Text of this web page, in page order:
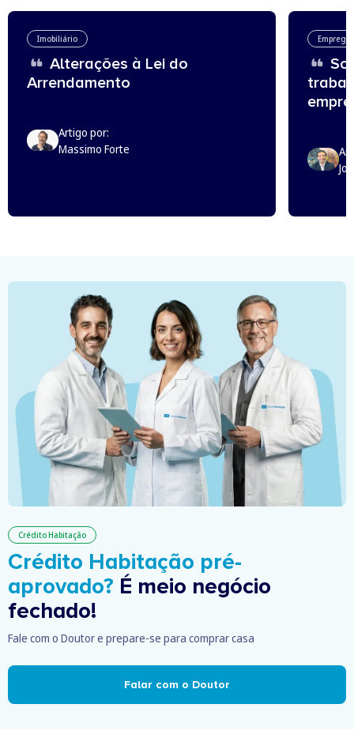
Imobiliário
Alterações à Lei do
Arrendamento
Artigo por:
Massimo Forte
Emprego
Crédito Habitação
Crédito Habitação pré-
aprovado? É meio negócio
fechado!
Fale com o Doutor e prepare-se para comprar casa
Falar com o Doutor